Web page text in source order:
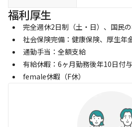
福利厚生
完全週休2日制（土・日）、国民
社会保険完備：健康保険、厚生年
通勤手当：全額支給
有給休暇：6ヶ月勤務後年10日付
female休暇（F休）